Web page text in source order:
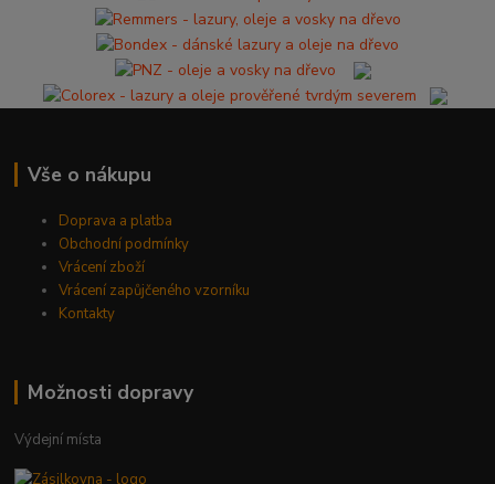
Vše o nákupu
Doprava a platba
Obchodní podmínky
Vrácení zboží
Vrácení zapůjčeného vzorníku
Kontakty
Možnosti dopravy
Výdejní místa